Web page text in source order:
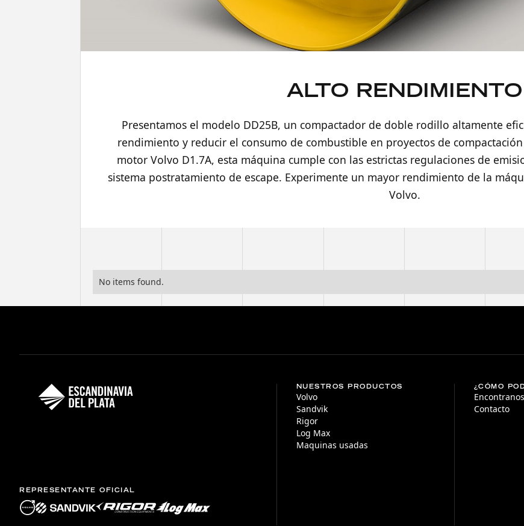
ALTO RENDIMIENTO
Presentamos el modelo DD25B, un compactador de doble rodillo altamente
rendimiento y reducir el consumo de combustible en proyectos de
motor Volvo D1.7A, esta máquina cumple con las estrictas regulaciones de
sistema postratamiento de escape. Experimente un mayor rendimiento de la
Volvo.
No items found.
REPRESENTANTE OFICIAL
NUESTROS PRODUCTOS
Volvo
Sandvik
Rigor
Log Max
Maquinas usadas
¿CÓMO
Encontranos
Contacto